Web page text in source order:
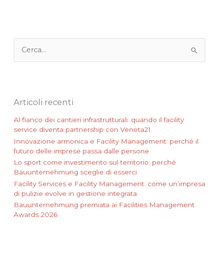
e
Articoli recenti
Al fianco dei cantieri infrastrutturali: quando il facility
service diventa partnership con Veneta21
Innovazione armonica e Facility Management: perché il
futuro delle imprese passa dalle persone
Lo sport come investimento sul territorio: perché
Bauunternehmung sceglie di esserci
Facility Services e Facility Management: come un’impresa
di pulizie evolve in gestione integrata
Bauunternehmung premiata ai Facilities Management
Awards 2026